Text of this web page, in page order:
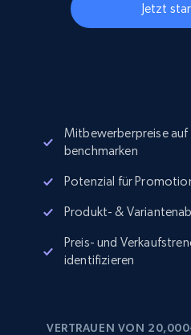
Jetzt
Mitbewerberpreise auf
benchmarken
Potenzial für
Produkt- &
Preis- und
identifizieren
VERTRAUEN VON